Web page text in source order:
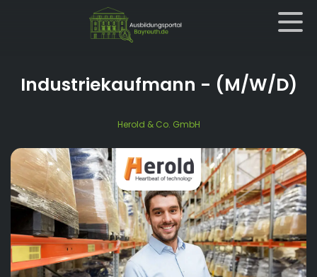
Industriekaufmann - (M/W/D)
Herold & Co. GmbH